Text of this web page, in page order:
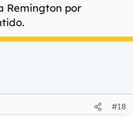
Remington por
#18